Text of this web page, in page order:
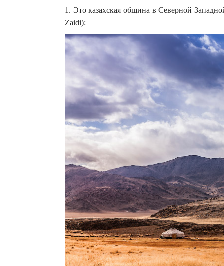
1. Это казахская община в Северной
Zaidi):